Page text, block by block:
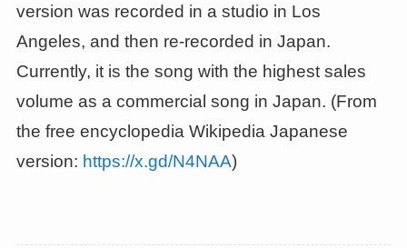
version was recorded in a studio in Los
Angeles, and then re-recorded in Japan.
Currently, it is the song with the highest sales
volume as a commercial song in Japan. (From
the free encyclopedia Wikipedia Japanese
version: https://x.gd/N4NAA)